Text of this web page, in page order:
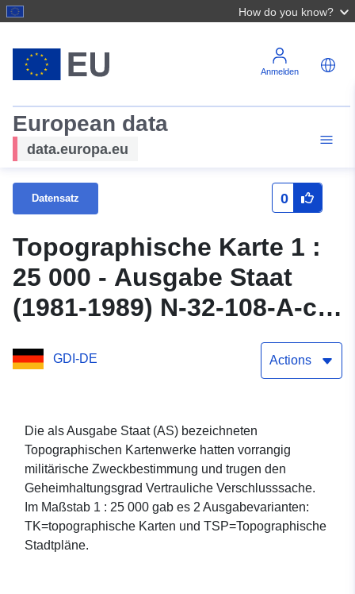
How do you know?
Anmelden
European data
data.europa.eu
Datensatz 0
Topographische Karte 1 :
25 000 - Ausgabe Staat
(1981-1989) N-32-108-A-c
GDI-DE Actions
Die als Ausgabe Staat (AS) bezeichneten
Topographischen Kartenwerke hatten vorrangig
militärische Zweckbestimmung und trugen den
Geheimhaltungsgrad Vertrauliche Verschlusssache.
Im Maßstab 1 : 25 000 gab es 2 Ausgabevarianten:
TK=topographische Karten und TSP=Topographische
Stadtpläne.